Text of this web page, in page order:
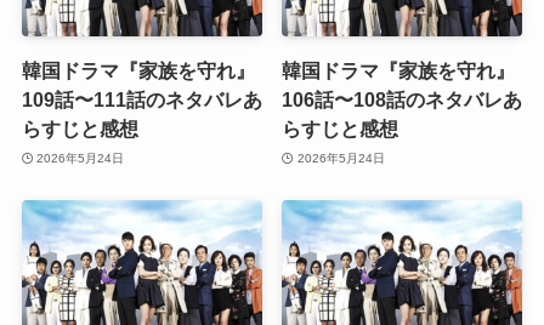
韓国ドラマ『家族を守れ』
109話〜111話のネタバレあ
らすじと感想
2026年5月24日
韓国ドラマ『家族を守れ』
106話〜108話のネタバレあ
らすじと感想
2026年5月24日